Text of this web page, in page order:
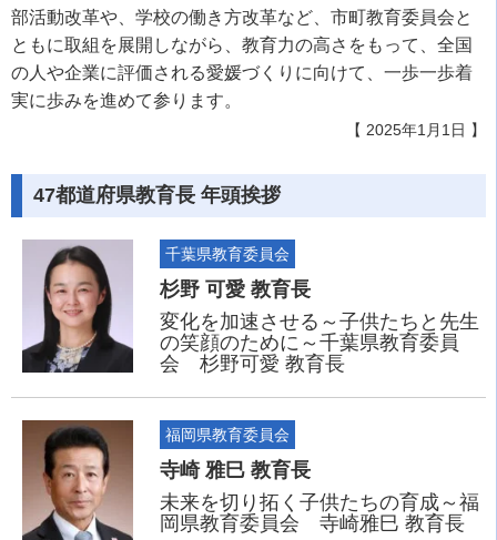
部活動改革や、学校の働き方改革など、市町教育委員会と
ともに取組を展開しながら、教育力の高さをもって、全国
の人や企業に評価される愛媛づくりに向けて、一歩一歩着
実に歩みを進めて参ります。
【 2025年1月1日 】
47都道府県教育長 年頭挨拶
千葉県教育委員会
杉野 可愛 教育長
変化を加速させる～子供たちと先生
の笑顔のために～千葉県教育委員
会 杉野可愛 教育長
福岡県教育委員会
寺崎 雅巳 教育長
未来を切り拓く子供たちの育成～福
岡県教育委員会 寺崎雅巳 教育長